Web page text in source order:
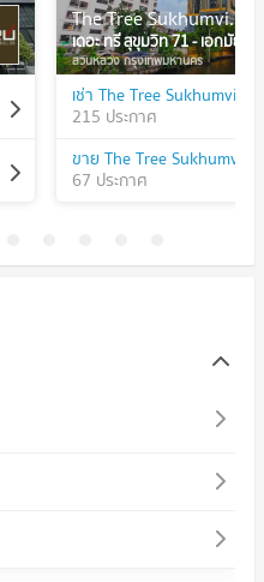
The Tree Sukhumvit 71 - Ekamai
เดอะ ทรี สุขุมวิท 71 - เอกมัย
สวนหลวง กรุงเทพมหานคร
215 ประกาศ
67 ประกาศ